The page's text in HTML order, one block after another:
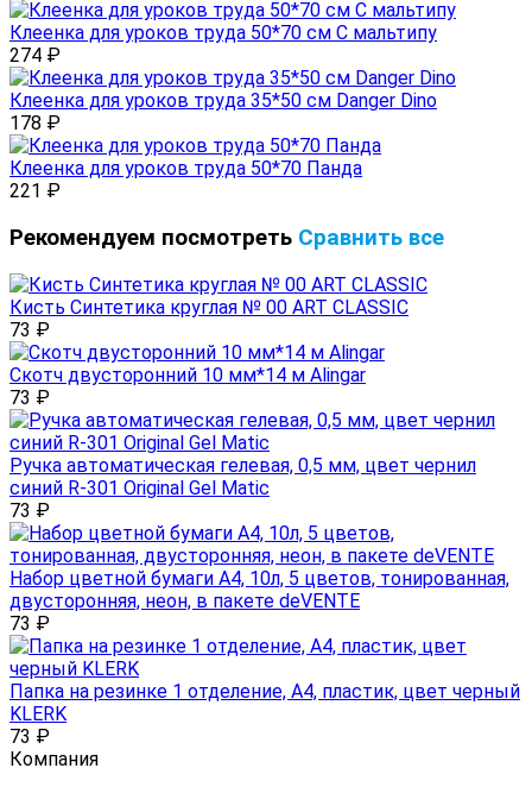
Клеенка для уроков труда 50*70 см С мальтипу
274 ₽
Клеенка для уроков труда 35*50 см Danger Dino
178 ₽
Клеенка для уроков труда 50*70 Панда
221 ₽
Рекомендуем посмотреть Сравнить все
Кисть Синтетика круглая № 00 ART CLASSIC
73 ₽
Скотч двусторонний 10 мм*14 м Alingar
73 ₽
Ручка автоматическая гелевая, 0,5 мм, цвет чернил
синий R-301 Original Gel Matic
73 ₽
Набор цветной бумаги А4, 10л, 5 цветов, тонированная,
двусторонняя, неон, в пакете deVENTE
73 ₽
Папка на резинке 1 отделение, А4, пластик, цвет черный
KLERK
73 ₽
Компания